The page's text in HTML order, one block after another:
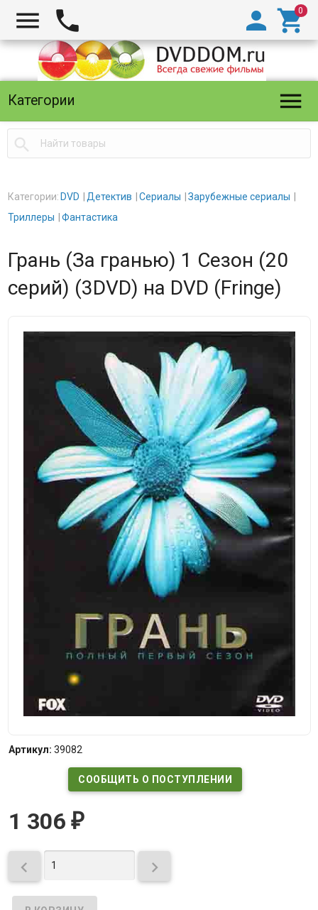
  

Категории 

Категории: DVD Детектив Сериалы
Зарубежные сериалы
Триллеры
Фантастика
Грань (За гранью) 1 Сезон (20
серий) (3DVD) на DVD (Fringe)
Артикул: 39082
СООБЩИТЬ О ПОСТУПЛЕНИИ
1 306 ₽
 